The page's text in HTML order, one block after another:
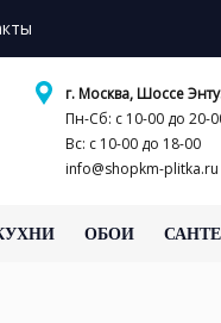
г. Москва, Шоссе
Пн-Сб: с 10-00 до 20-
Вс: с 10-00 до 18-00
info@shopkm-plitka.ru
ОБОИ